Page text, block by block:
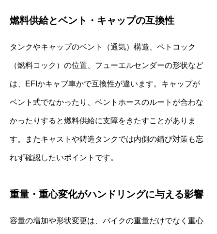
燃料供給とベント・キャップの互換性
タンクやキャップのベント（通気）構造、ペトコック
（燃料コック）の位置、フューエルセンダーの形状など
は、EFIかキャブ車かで互換性が違います。キャップが
ベント式でなかったり、ベントホースのルートが合わな
かったりすると燃料供給に支障をきたすことがありま
す。またキャストや鋳造タンクでは内側の錆び対策も忘
れず確認したいポイントです。
重量・重心変化がハンドリングに与える影響
容量の増加や形状変更は、バイクの重量だけでなく重心